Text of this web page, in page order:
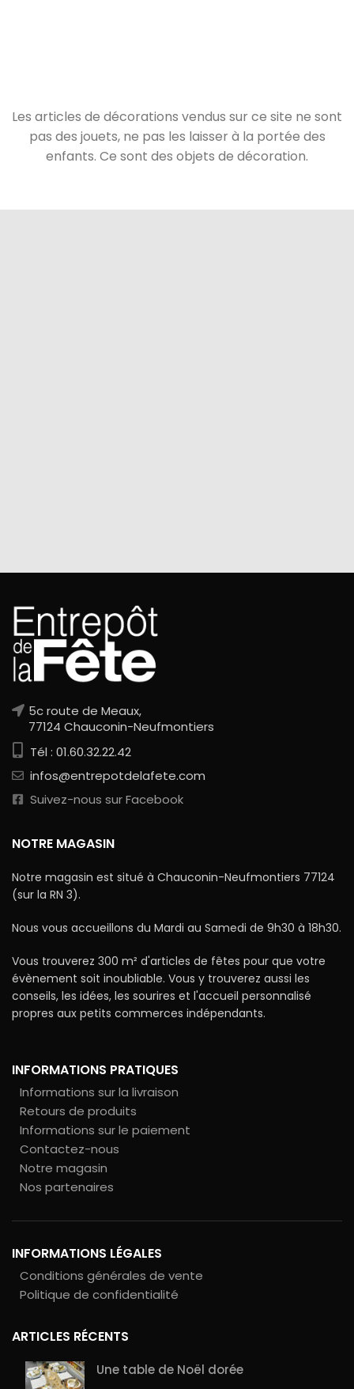
Les articles de décorations vendus sur ce site ne sont
pas des jouets, ne pas les laisser à la portée des
enfants. Ce sont des objets de décoration.
5c route de Meaux,
77124 Chauconin-Neufmontiers
Tél : 01.60.32.22.42
infos@entrepotdelafete.com
Suivez-nous sur Facebook
NOTRE MAGASIN
Notre magasin est situé à Chauconin-Neufmontiers 77124
(sur la RN 3).
Nous vous accueillons du Mardi au Samedi de 9h30 à 18h30.
Vous trouverez 300 m² d'articles de fêtes pour que votre
évènement soit inoubliable. Vous y trouverez aussi les
conseils, les idées, les sourires et l'accueil personnalisé
propres aux petits commerces indépendants.
INFORMATIONS PRATIQUES
Informations sur la livraison
Retours de produits
Informations sur le paiement
Contactez-nous
Notre magasin
Nos partenaires
INFORMATIONS LÉGALES
Conditions générales de vente
Politique de confidentialité
ARTICLES RÉCENTS
Une table de Noël dorée